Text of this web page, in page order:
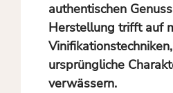
authentischen
Herstellung trifft auf
ursprüngliche
verwässern.